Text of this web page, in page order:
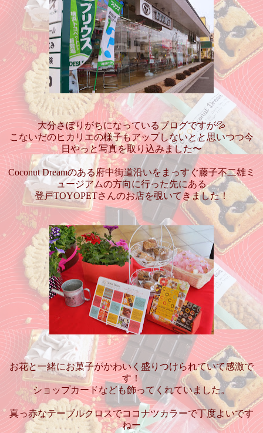
大分さぼりがちになっているブログですが💦
こないだのヒカリエの様子もアップしないとと思いつつ今
日やっと写真を取り込みました〜
Coconut Dreamのある府中街道沿いをまっすぐ藤子不二雄ミ
ュージアムの方向に行った先にある
登戸TOYOPETさんのお店を覗いてきました！
お花と一緒にお菓子がかわいく盛りつけられていて感激で
す！
ショップカードなども飾ってくれていました。
真っ赤なテーブルクロスでココナツカラーで丁度よいです
ねー